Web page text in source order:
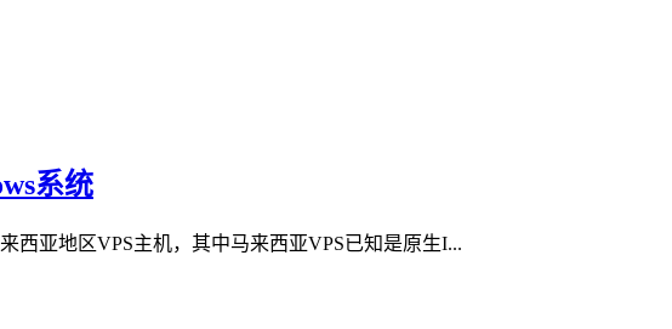
系统
西亚地区VPS主机，其中马来西亚VPS已知是原生I...